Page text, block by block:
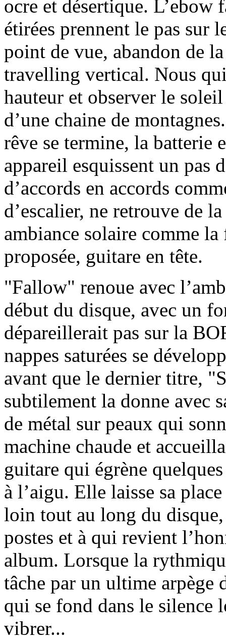
ocre et désertique. L’ebow
étirées prennent le pas sur
point de vue, abandon de
travelling vertical. Nous
hauteur et observer le
d’une chaine de
rêve se termine, la batterie
appareil esquissent un pas
d’accords en accords
d’escalier, ne retrouve de
ambiance solaire comme
proposée, guitare en tête.
"Fallow" renoue avec
début du disque, avec un
dépareillerait pas sur la
nappes saturées se
avant que le dernier titre,
subtilement la donne avec
de métal sur peaux qui
machine chaude et
guitare qui égrène
à l’aigu. Elle laisse sa
loin tout au long du
postes et à qui revient
album. Lorsque la
tâche par un ultime arpège
qui se fond dans le silence
vibrer...